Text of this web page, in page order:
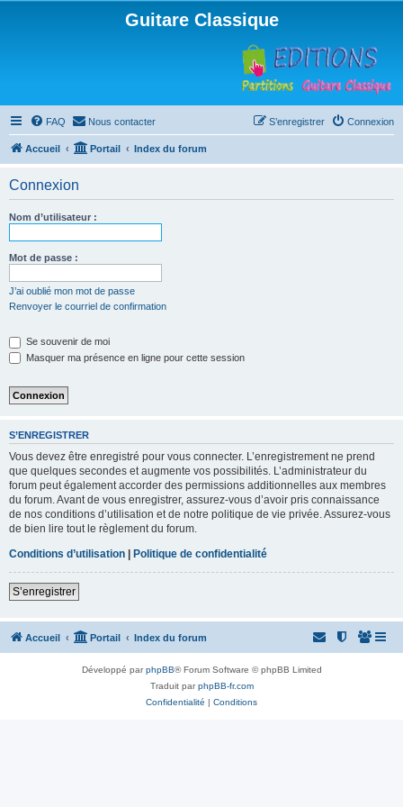
Guitare Classique
FAQ Nous contacter Connexion
S’enregistrer
Accueil Portail Index du forum
Connexion
Nom d’utilisateur :
Mot de passe :
J’ai oublié mon mot de passe
Renvoyer le courriel de confirmation
Se souvenir de moi
Masquer ma présence en ligne pour cette session
S’ENREGISTRER
Vous devez être enregistré pour vous connecter. L’enregistrement ne prend
que quelques secondes et augmente vos possibilités. L’administrateur du
forum peut également accorder des permissions additionnelles aux membres
du forum. Avant de vous enregistrer, assurez-vous d’avoir pris connaissance
de nos conditions d’utilisation et de notre politique de vie privée. Assurez-vous
de bien lire tout le règlement du forum.
Conditions d’utilisation | Politique de confidentialité
S’enregistrer
Accueil Portail Index du forum
Développé parphpBB® Forum Software © phpBB Limited
Traduit parphpBB-fr.com
Confidentialité | Conditions